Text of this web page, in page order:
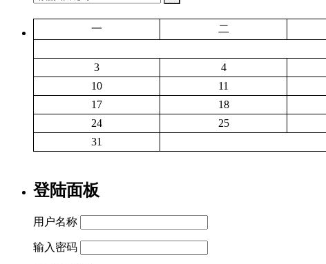
一
二
3
4
10
11
17
18
24
25
31
登陆面板
用户名称
输入密码